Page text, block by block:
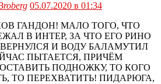
05.07.2020 в 01:34
ГАНДОН! МАЛО ТОГО, ЧТО
В ИНТЕР, ЗА ЧТО ЕГО РИНО
И ВОДУ БАЛАМУТИЛ
ПЫТАЕТСЯ, ПРИЧЁМ
ПОДНОЖКУ, ТО КОГО
ТО ПЕРЕХВАТИТЬ! ПИДАРЮГА,